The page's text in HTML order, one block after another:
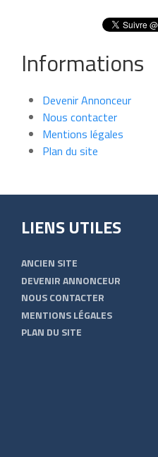
Informations
Devenir Annonceur
Nous contacter
Mentions légales
Plan du site
LIENS UTILES
ANCIEN SITE
DEVENIR ANNONCEUR
NOUS CONTACTER
MENTIONS LÉGALES
PLAN DU SITE